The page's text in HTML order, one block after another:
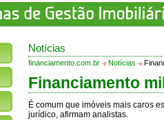
Notícias
financiamento.com.br Notícias
Financiamento
É comum que imóveis mais caros
jurídico, afirmam analistas.